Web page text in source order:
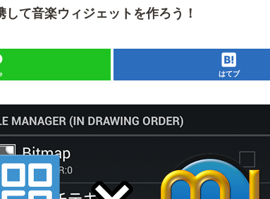
て音楽ウィジェットを作ろう！
はてブ